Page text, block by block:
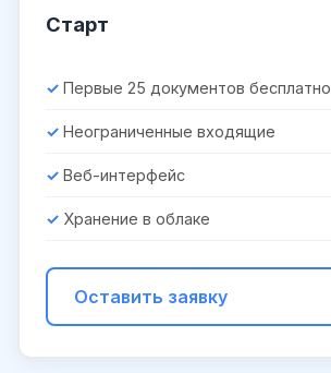
Старт
Первые 25 документов бесплатно
Неограниченные входящие
Веб-интерфейс
Хранение в облаке
Оставить заявку